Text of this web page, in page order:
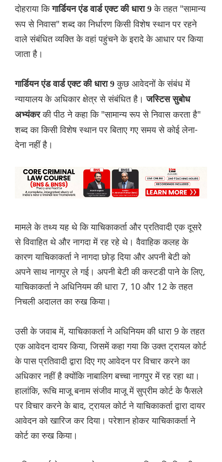
दोहराया किगार्डियन एंड वार्ड एक्ट की धारा 9के तहत "सामान्य
रूप से निवास" शब्द का निर्धारण किसी विशेष स्थान पर रहने
वाले संबंधित व्यक्ति के वहां पहुंचने के इरादे के आधार पर किया
जाता है।
गार्डियन एंड वार्ड एक्ट की धारा 9कुछ आवेदनों के संबंध में
न्यायालय के अधिकार क्षेत्र से संबंधित है।जस्टिस सुबोध
अभ्यंकरकी पीठ ने कहा कि "सामान्य रूप से निवास करता है"
शब्द का किसी विशेष स्थान पर बिताए गए समय से कोई लेना-
देना नहीं है।
मामले के तथ्य यह थे कि याचिकाकर्ता और प्रतिवादी एक दूसरे
से विवाहित थे और नागदा में रह रहे थे। वैवाहिक कलह के
कारण याचिकाकर्ता ने नागदा छोड़ दिया और अपनी बेटी को
अपने साथ नागपुर ले गई। अपनी बेटी की कस्टडी पाने के लिए,
याचिकाकर्ता ने अधिनियम की धारा 7, 10 और 12 के तहत
निचली अदालत का रुख किया।
उसी के जवाब में, याचिकाकर्ता ने अधिनियम की धारा 9 के तहत
एक आवेदन दायर किया, जिसमें कहा गया कि उक्त ट्रायल कोर्ट
के पास प्रतिवादी द्वारा दिए गए आवेदन पर विचार करने का
अधिकार नहीं है क्योंकि नाबालिग बच्चा नागपुर में रह रहा था।
हालांकि, रूचि माजू बनाम संजीव माजू में सुप्रीम कोर्ट के फैसले
पर विचार करने के बाद, ट्रायल कोर्ट ने याचिकाकर्ता द्वारा दायर
आवेदन को खारिज कर दिया। परेशान होकर याचिकाकर्ता ने
कोर्ट का रुख किया।